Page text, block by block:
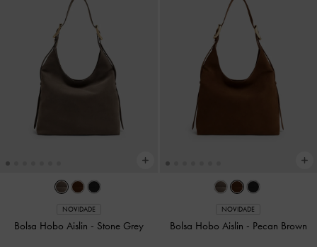
Transpassada com Corrente
Beige
US$89.00
Transpassada com Corrente
Wineberry Red
US$89.00